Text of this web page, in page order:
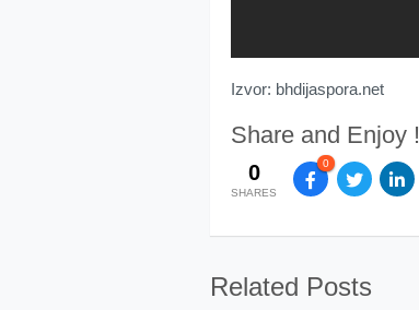
Izvor: bhdijaspora.net
Share and Enjoy !
0
SHARES
0
Related Posts